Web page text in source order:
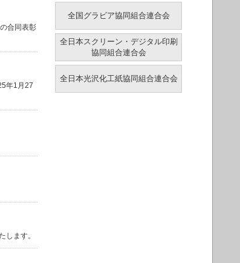
合同表彰
年1月27
します。
全国グラビア協同組合連合会
全日本スクリーン・デジタル印刷
協同組合連合会
全日本光沢化工紙協同組合連合会